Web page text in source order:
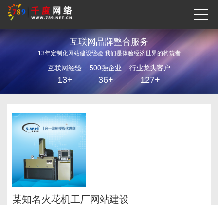
互联网品牌整合服务
13年定制化网站建设经验.我们是体验经济世界的构筑者
互联网经验
13+
500强企业
36+
行业龙头客户
127+
某知名火花机工厂网站建设